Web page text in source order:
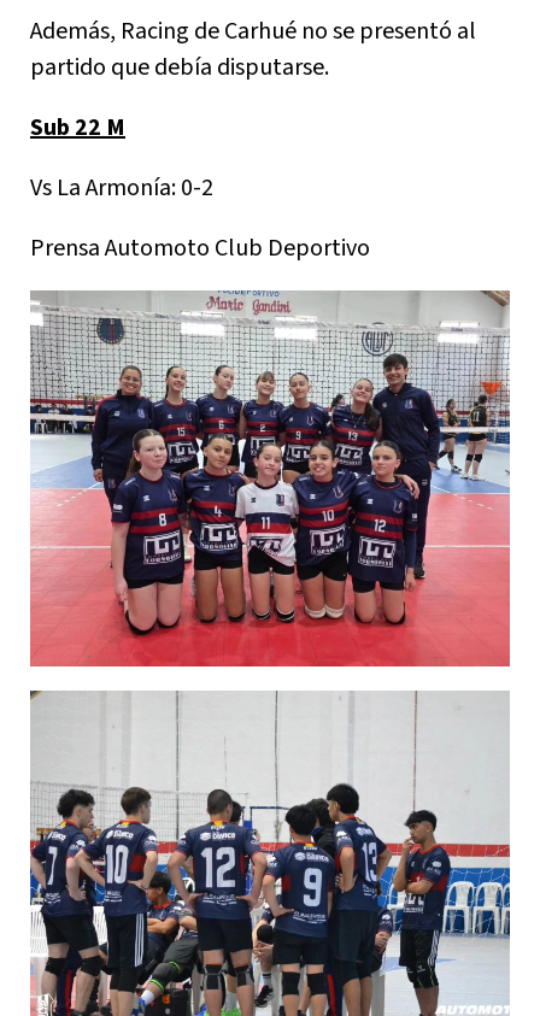
Además, Racing de Carhué no se presentó al
partido que debía disputarse.
Sub 22 M
Vs La Armonía: 0-2
Prensa Automoto Club Deportivo